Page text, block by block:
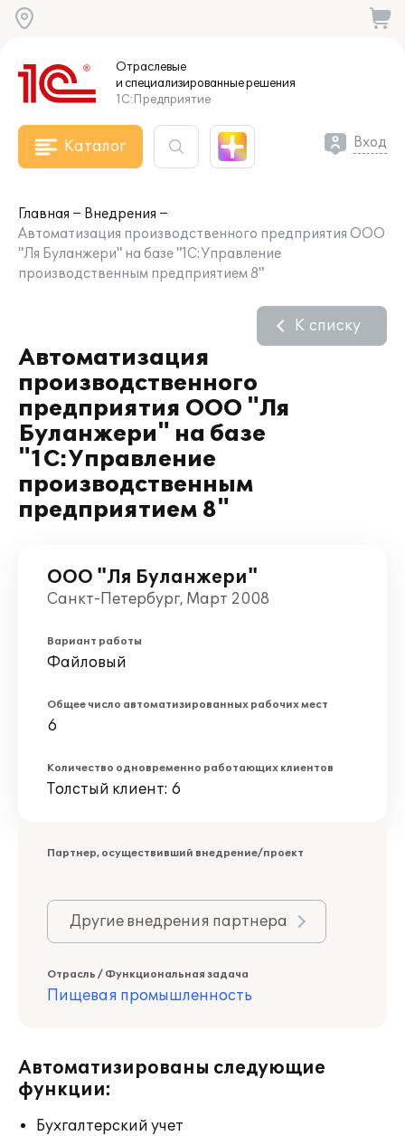
Отраслевые
и специализированныерешения
1С:Предприятие
Каталог Вход
Главная
Внедрения
Автоматизация производственного предприятия ООО
"Ля Буланжери" на базе "1С:Управление
производственным предприятием 8"
Автоматизация
производственного
предприятия ООО "Ля
Буланжери" на базе
"1С:Управление
производственным
предприятием 8"
К списку
ООО "Ля Буланжери"
Санкт-Петербург, Март 2008
Вариант работы
Файловый
Общее число автоматизированных рабочих мест
6
Количество одновременно работающих клиентов
Толстый клиент: 6
Партнер, осуществивший внедрение/проект
Другие внедрения партнера
Отрасль / Функциональная задача
Пищевая промышленность
Автоматизированы следующие
функции:
Бухгалтерский учет